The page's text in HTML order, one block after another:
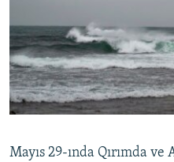
FİKİR
Русский
Українською
Mayıs 29-ında Qırımda